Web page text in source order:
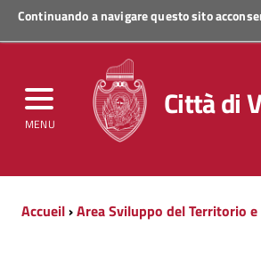
Continuando a navigare questo sito
MENU
Regione Veneto
Città di
Accueil›Area Sviluppo del Territorio